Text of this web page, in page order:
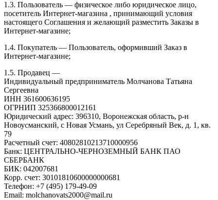
1.3. Пользователь — физическое либо юридическое лицо,
посетитель Интернет-магазина , принимающий условия
настоящего Соглашения и желающий разместить Заказы в
Интернет-магазине;
1.4. Покупатель — Пользователь, оформивший Заказ в
Интернет-магазине;
1.5. Продавец —
Индивидуальный предприниматель Молчанова Татьяна
Сергеевна
ИНН 361600636195
ОГРНИП 325366800012161
Юридический адрес: 396310, Воронежская область, р-н
Новоусманский, с Новая Усмань, ул Серебряный Век, д. 1, кв.
79
Расчетный счет: 40802810213710000956
Банк: ЦЕНТРАЛЬНО-ЧЕРНОЗЕМНЫЙ БАНК ПАО
СБЕРБАНК
БИК: 042007681
Корр. счет: 30101810600000000681
Телефон: +7 (495) 179-49-09
Email: molchanovats2000@mail.ru